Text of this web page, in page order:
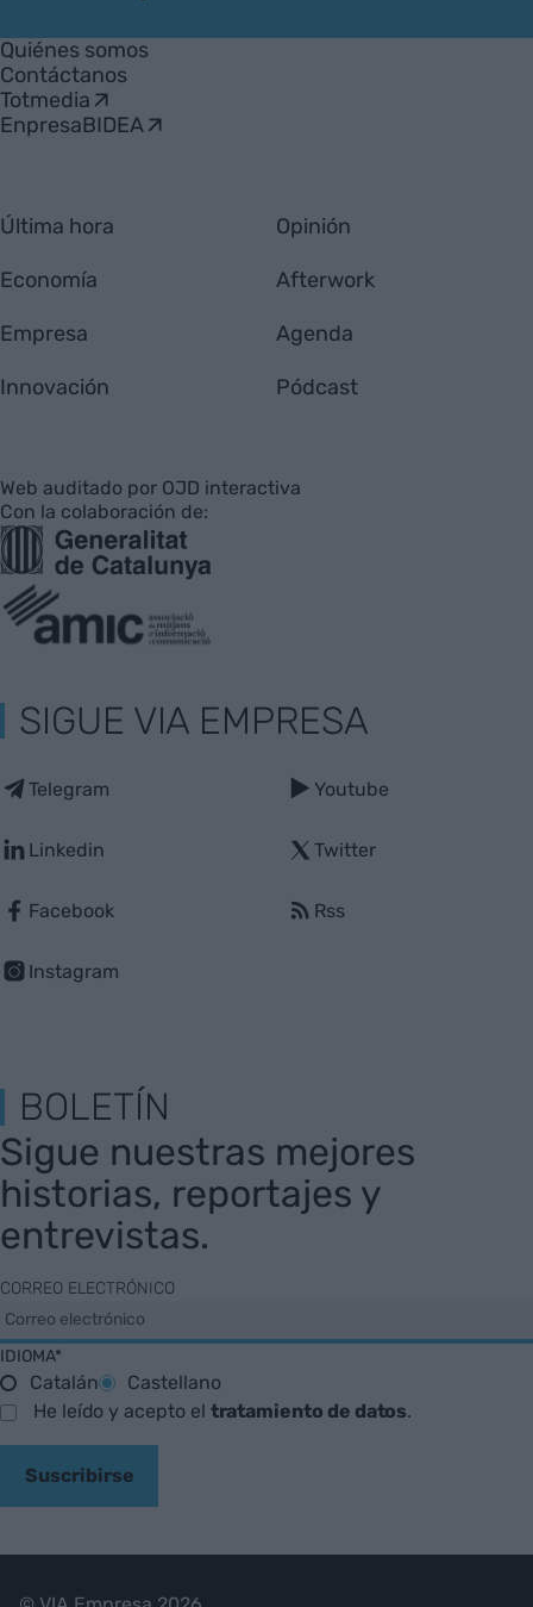
Empresa
Quiénes somos
Contáctanos
Totmedia
EnpresaBIDEA
Última hora
Economía
Empresa
Innovación
Opinión
Afterwork
Agenda
Pódcast
Web auditado por OJD interactiva
Con la colaboración de:
SIGUE VIA EMPRESA
Telegram
Linkedin
Facebook
Instagram
Youtube
Twitter
Rss
BOLETÍN
Sigue nuestras mejores
historias, reportajes y
entrevistas.
CORREO ELECTRÓNICO
IDIOMA*
Catalán
Castellano
He leído y acepto el tratamiento de datos.
Suscribirse